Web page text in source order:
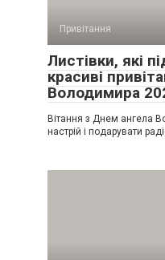
Привітання
Листівки, які
красиві
Володимира
Вітання з Днем ангела
настрій і подарувати